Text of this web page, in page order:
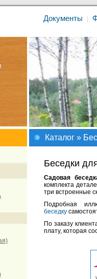
Документы
Каталог »
Беседки
Садовая
комплекта
три встроенные
Подробная
беседку
По заказу
плату, которая